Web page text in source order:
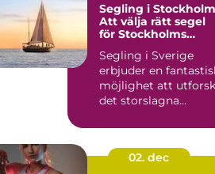
Segling i
Att välja rätt segel
för Stockholms
Segling i Sverige
erbjuder en
möjlighet att
det storslagna
02. dec